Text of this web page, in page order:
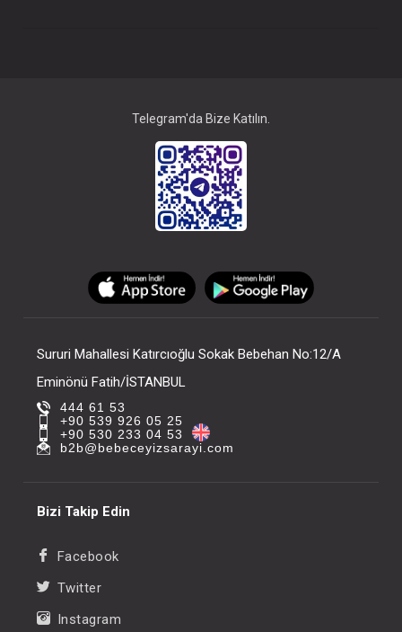
Telegram'da Bize Katılın.
Sururi Mahallesi Katırcıoğlu Sokak Bebehan No:12/A
Eminönü Fatih/İSTANBUL
444 61 53
+90 539 926 05 25
+90 530 233 04 53
b2b@bebeceyizsarayi.com
Bizi Takip Edin
Facebook
Twitter
Instagram